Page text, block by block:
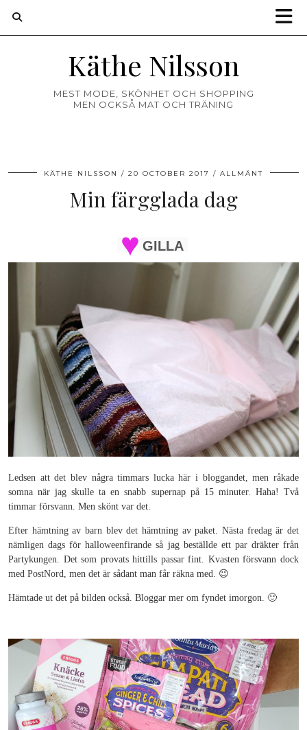
Käthe Nilsson
MEST MODE, SKÖNHET OCH SHOPPING
MEN OCKSÅ MAT OCH TRÄNING
KÄTHE NILSSON 20 OCTOBER 2017 ALLMÄNT
Min färgglada dag
GILLA
Ledsen att det blev några timmars lucka här i bloggandet, men råkade
somna när jag skulle ta en snabb supernap på 15 minuter. Haha! Två
timmar försvann. Men skönt var det.
Efter hämtning av barn blev det hämtning av paket. Nästa fredag är det
nämligen dags för halloweenfirande så jag beställde ett par dräkter från
Partykungen. Det som provats hittills passar fint. Kvasten försvann dock
med PostNord, men det är sådant man får räkna med. 😉
Hämtade ut det på bilden också. Bloggar mer om fyndet imorgon. 🙂